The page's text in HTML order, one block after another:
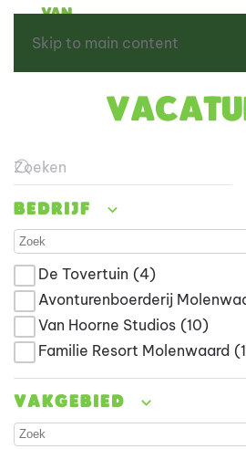
Skip to main content
Bedrijf
De Tovertuin (4)
Avonturenboerderij
Van Hoorne Studios (10)
Familie Resort Molenwaard
Vakgebied